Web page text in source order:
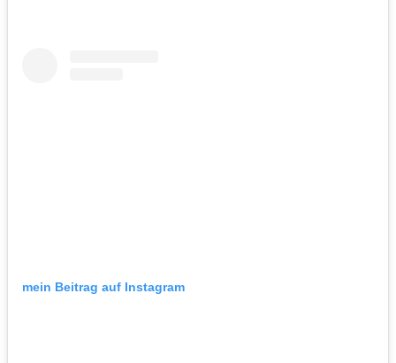
mein Beitrag auf Instagram